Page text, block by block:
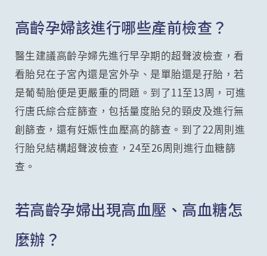
高齡孕婦該進行哪些產前檢查？
醫生建議高齡孕婦先進行早孕期的超聲波檢查，看
看胎兒在子宮內還是宮外孕、是單胎還是孖胎，若
是葡萄胎便是更嚴重的問題。到了11至13周，可進
行唐氏綜合症篩查，包括量度胎兒的頸皮及進行無
創篩查，還有妊娠性血壓高的篩查。到了22周則進
行胎兒結構超聲波檢查，24至26周則進行血糖篩
查。
若高齡孕婦出現高血壓、高血糖怎
麼辦？